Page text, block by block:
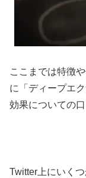
ここまでは特徴
に「ディープエ
効果についての
Twitter上にいく